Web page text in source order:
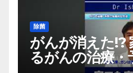
除菌
がんが消えた!?
るがんの治療